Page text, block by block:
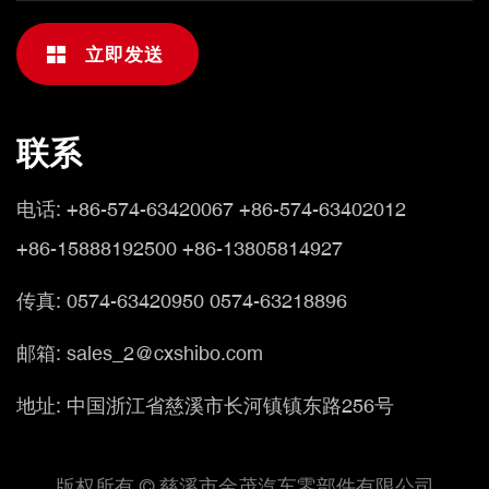
联系
电话: +86-574-63420067 +86-574-63402012
+86-15888192500 +86-13805814927
传真: 0574-63420950 0574-63218896
邮箱: sales_2@cxshibo.com
地址: 中国浙江省慈溪市长河镇镇东路256号